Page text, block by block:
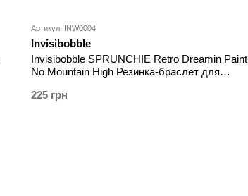
Артикул: INW0004
Invisibobble
Invisibobble SPRUNCHIE Retro Dreamin Paint
No Mountain High Резинка-браслет для
225 грн